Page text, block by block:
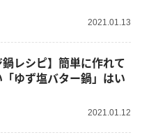
2021.01.13
鍋レシピ】簡単に作れて
ゆず塩バター鍋」はい
2021.01.12